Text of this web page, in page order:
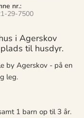
nr.:
29-7500
i Agerskov
til husdyr.
by Agerskov - på en
leg.
1 barn op til 3 år.